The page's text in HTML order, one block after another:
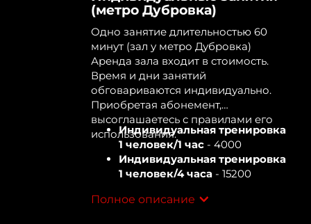
(метро Дубровка)
Одно занятие длительностью 60
минут (зал у метро Дубровка)
Аренда зала входит в стоимость.
Время и дни занятий
обговариваются индивидуально.
Приобретая абонемент,
высоглашаетесь с правилами его
использования.
Индивидуальная тренировка
1 человек/1 час - 4000
Индивидуальная тренировка
1 человек/4 часа - 15200
2 человека/1 час
Полное описание